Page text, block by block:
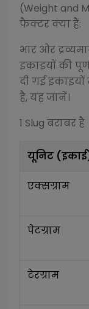
(Weight and
फैक्टर क्या हैं:
भार और
इकाइयों की
दी गई इकाइयों
है, यह जानें।
1 Slug बराबर है
यूनिट
एक्सग्राम
पेटग्राम
टेरग्राम